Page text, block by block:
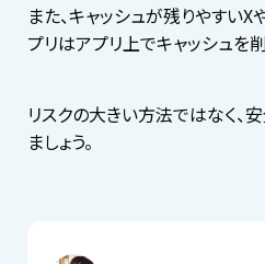
また、キャッシュが残りやすい
プリはアプリ上でキャッシュを
リスクの大きい方法ではなく、
ましょう。